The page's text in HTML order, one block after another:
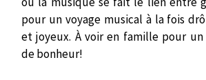
pour un voyage musical à la fois
et joyeux. À voir en famille pour
de bonheur!